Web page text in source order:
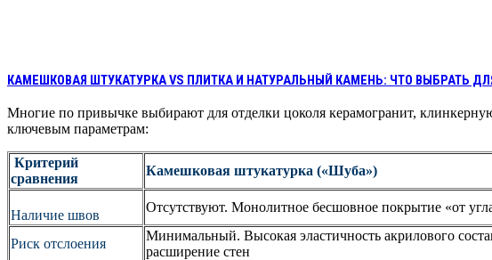
КАМЕШКОВАЯ ШТУКАТУРКА VS ПЛИТКА И НАТУРАЛЬНЫЙ КАМЕНЬ: ЧТО ВЫБРАТЬ
Многие по привычке выбирают для отделки цоколя керамогранит,
ключевым параметрам:
Критерий
сравнения
Камешковая штукатурка («Шуба»)
Наличие швов
Отсутствуют. Монолитное бесшовное покрытие «от
Риск отслоения
Минимальный. Высокая эластичность акрилового
расширение стен